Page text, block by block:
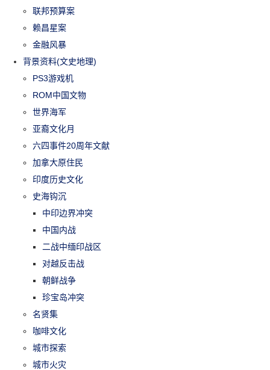
联邦预算案
赖昌星案
金融风暴
背景资料(文史地理)
PS3游戏机
ROM中国文物
世界海军
亚裔文化月
六四事件20周年文献
加拿大原住民
印度历史文化
史海钩沉
中印边界冲突
中国内战
二战中缅印战区
对越反击战
朝鲜战争
珍宝岛冲突
名贤集
咖啡文化
城市探索
城市火灾